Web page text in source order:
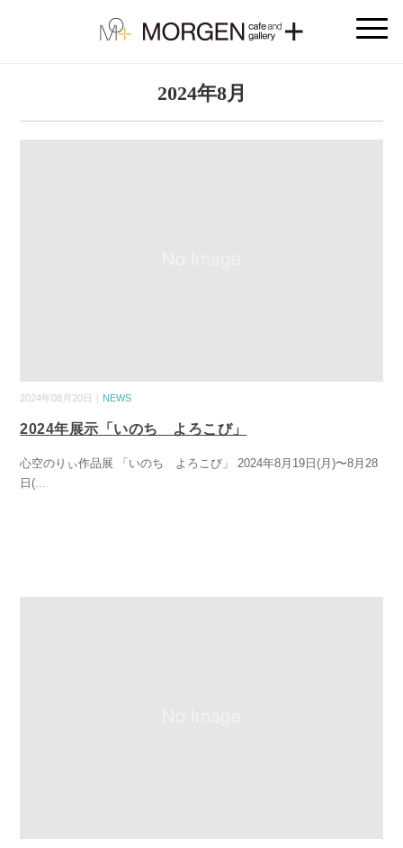
2024年8月
2024年08月20日｜ NEWS
2024年展示「いのち よろこび」
心空のりぃ作品展 「いのち よろこび」 2024年8月19日(月)〜8月28
日(